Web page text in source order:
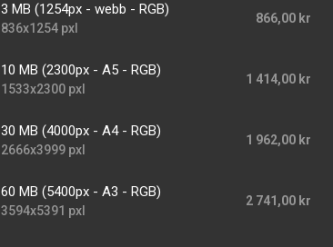
3 MB (1254px - webb - RGB)
836x1254 pxl
866,00 kr
10 MB (2300px - A5 - RGB)
1533x2300 pxl
1 414,00 kr
30 MB (4000px - A4 - RGB)
2666x3999 pxl
1 962,00 kr
60 MB (5400px - A3 - RGB)
3594x5391 pxl
2 741,00 kr